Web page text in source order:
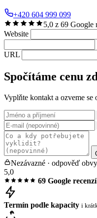
+420 604 999 099
5,0 z 69 Google
Website
URL
Spočítáme cenu
Vyplňte kontakt a ozveme
Nezávazné · odpověď
5,0
69 Google recenzí
Termín podle kapacity i